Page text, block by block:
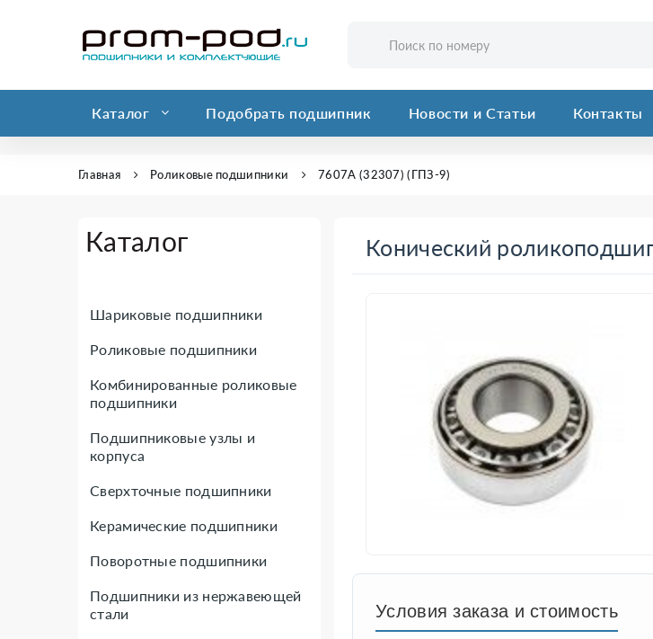
Каталог Подобрать подшипник Новости и Статьи Контакты
Главная Роликовые подшипники 7607А (32307) (ГПЗ-9)
Каталог
Шариковые подшипники
Роликовые подшипники
Комбинированные роликовые
подшипники
Подшипниковые узлы и
корпуса
Сверхточные подшипники
Керамические подшипники
Поворотные подшипники
Подшипники из нержавеющей
стали
Конический
Условия заказа и стоимость